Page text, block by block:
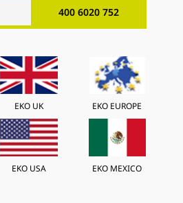
400 6020 752
EKO UK EKO EUROPE
EKO USA EKO MEXICO